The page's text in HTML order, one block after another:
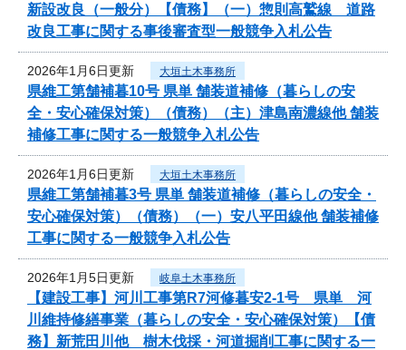
新設改良（一般分）【債務】（一）惣則高鷲線 道路
改良工事に関する事後審査型一般競争入札公告
2026年1月6日更新 大垣土木事務所
県維工第舗補暮10号 県単 舗装道補修（暮らしの安
全・安心確保対策）（債務）（主）津島南濃線他 舗装
補修工事に関する一般競争入札公告
2026年1月6日更新 大垣土木事務所
県維工第舗補暮3号 県単 舗装道補修（暮らしの安全・
安心確保対策）（債務）（一）安八平田線他 舗装補修
工事に関する一般競争入札公告
2026年1月5日更新 岐阜土木事務所
【建設工事】河川工事第R7河修暮安2-1号 県単 河
川維持修繕事業（暮らしの安全・安心確保対策）【債
務】新荒田川他 樹木伐採・河道掘削工事に関する一